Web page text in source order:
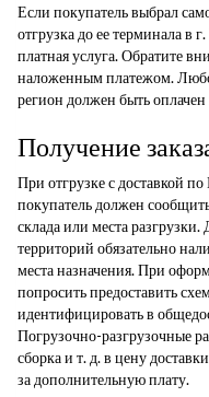
Если покупатель выбрал
отгрузка до ее терминала в
платная услуга. Обратите
наложенным платежом.
регион должен быть
Получение
При отгрузке с доставкой
покупатель должен
склада или места
территорий обязательно
места назначения. При
попросить предоставить
идентифицировать в
Погрузочно-разгрузочные
сборка и т. д. в цену
за дополнительную плату.